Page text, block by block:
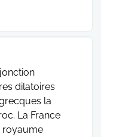
dilatoires
la
La France
royaume